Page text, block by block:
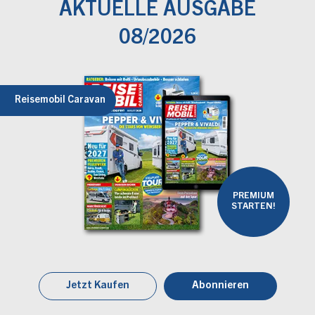
AKTUELLE AUSGABE
08/2026
Reisemobil Caravan
PREMIUM
STARTEN!
Jetzt Kaufen Abonnieren